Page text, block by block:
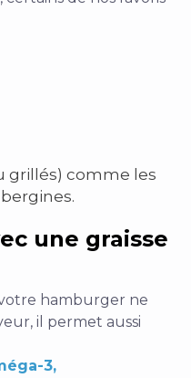
grillés) comme les
une graisse
votre hamburger ne
il permet aussi
3,